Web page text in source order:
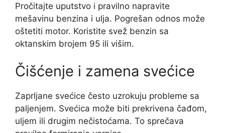
Pročitajte uputstvo i pravilno napravite
mešavinu benzina i ulja. Pogrešan odnos može
oštetiti motor. Koristite svež benzin sa
oktanskim brojem 95 ili višim.
Čišćenje i zamena svećice
Zaprljane svećice često uzrokuju probleme sa
paljenjem. Svećica može biti prekrivena čađom,
uljem ili drugim nečistoćama. To sprečava